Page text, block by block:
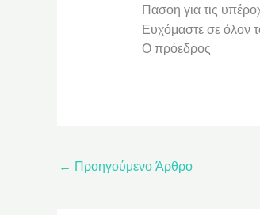
Πασοη για τις
Ευχόμαστε σε όλον
Ο πρόεδρος
← Προηγούμενο Άρθρο